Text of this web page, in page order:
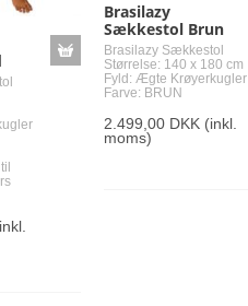
Brasilazy
Sækkestol Brun
Brasilazy Sækkestol
Størrelse: 140 x 180 cm
Fyld: Ægte Krøyerkugler
Farve: BRUN
2.499,00 DKK(inkl.
moms)